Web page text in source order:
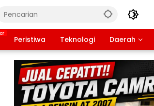
Peristiwa Teknologi Daerah